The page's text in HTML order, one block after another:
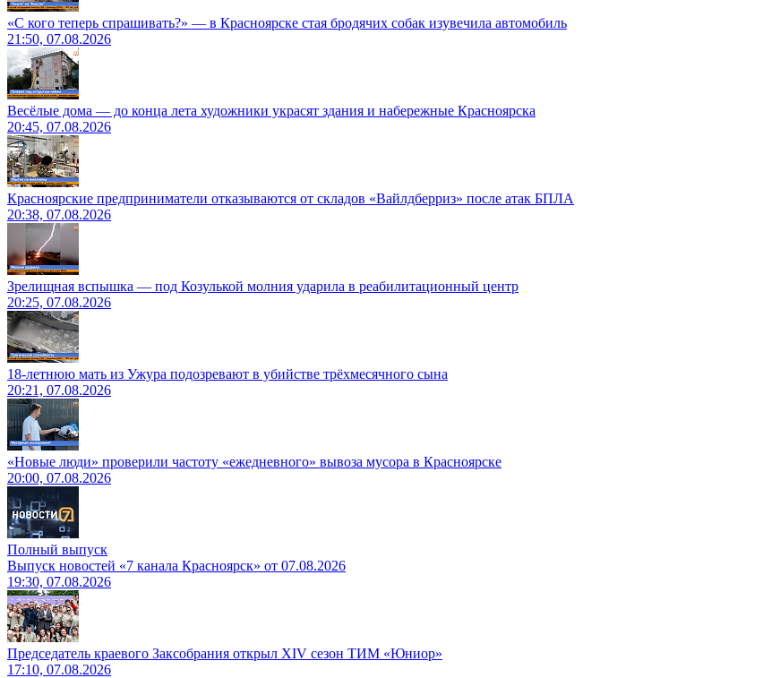
«С кого теперь спрашивать?» — в Красноярске стая бродячих собак изувечила автомобиль
21:50, 07.08.2026
Весёлые дома — до конца лета художники украсят здания и набережные Красноярска
20:45, 07.08.2026
Красноярские предприниматели отказываются от складов «Вайлдберриз» после атак БПЛА
20:38, 07.08.2026
Зрелищная вспышка — под Козулькой молния ударила в реабилитационный центр
20:25, 07.08.2026
18-летнюю мать из Ужура подозревают в убийстве трёхмесячного сына
20:21, 07.08.2026
«Новые люди» проверили частоту «ежедневного» вывоза мусора в Красноярске
20:00, 07.08.2026
Полный выпуск
Выпуск новостей «7 канала Красноярск» от 07.08.2026
19:30, 07.08.2026
Председатель краевого Заксобрания открыл XIV сезон ТИМ «Юниор»
17:10, 07.08.2026